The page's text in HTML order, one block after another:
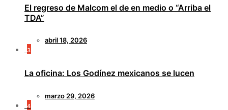
El regreso de Malcom el de en medio o “Arriba el
TDA”
abril 18, 2026
3
La oficina: Los Godínez mexicanos se lucen
marzo 29, 2026
4